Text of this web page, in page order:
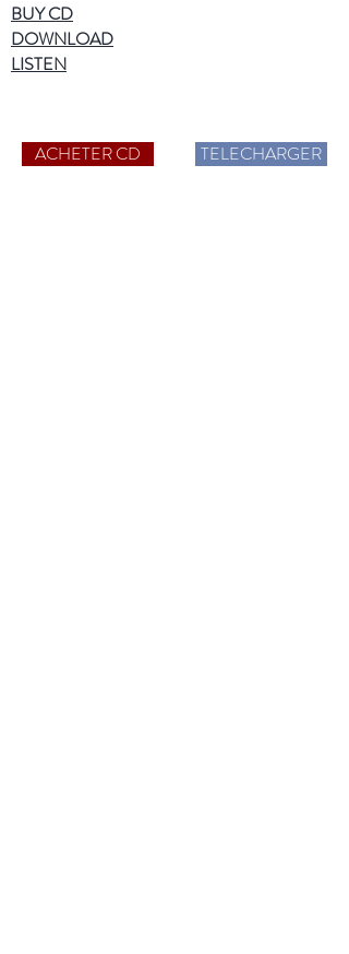
BUY CD
DOWNLOAD
LISTEN
ACHETER CD TELECHARGER